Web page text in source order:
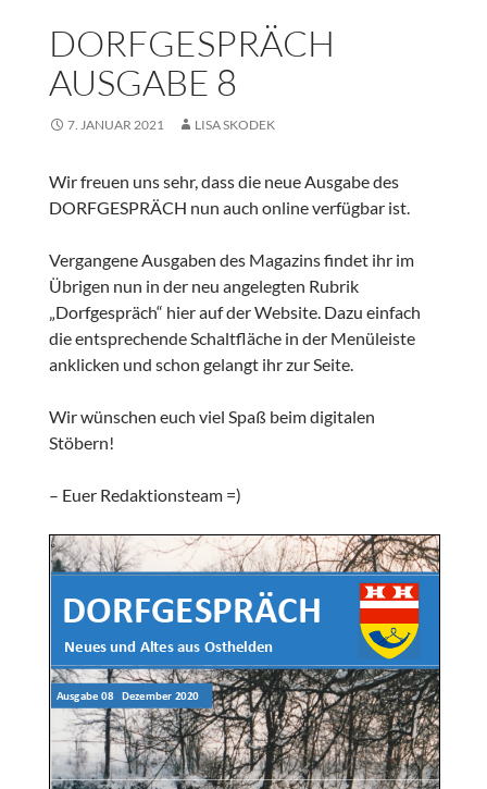
DORFGESPRÄCH
AUSGABE 8
7. JANUAR 2021 LISA SKODEK
Wir freuen uns sehr, dass die neue Ausgabe des
DORFGESPRÄCH nun auch online verfügbar ist.
Vergangene Ausgaben des Magazins findet ihr im
Übrigen nun in der neu angelegten Rubrik
„Dorfgespräch“ hier auf der Website. Dazu einfach
die entsprechende Schaltfläche in der Menüleiste
anklicken und schon gelangt ihr zur Seite.
Wir wünschen euch viel Spaß beim digitalen
Stöbern!
– Euer Redaktionsteam =)